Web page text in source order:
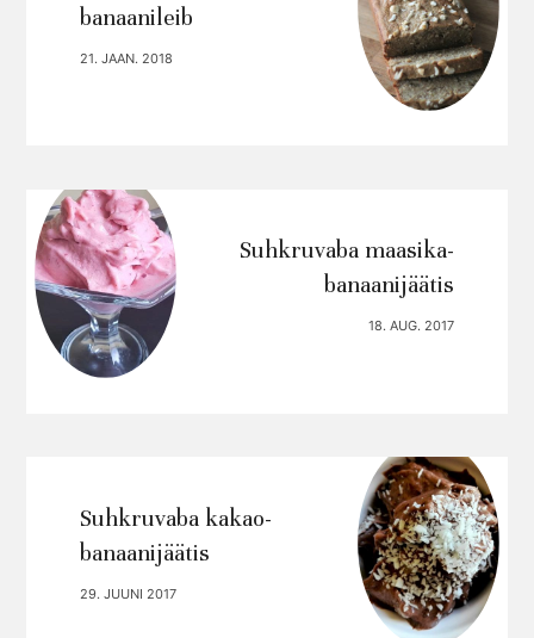
banaanileib
21. JAAN. 2018
Suhkruvaba maasika-
banaanijäätis
18. AUG. 2017
Suhkruvaba kakao-
banaanijäätis
29. JUUNI 2017